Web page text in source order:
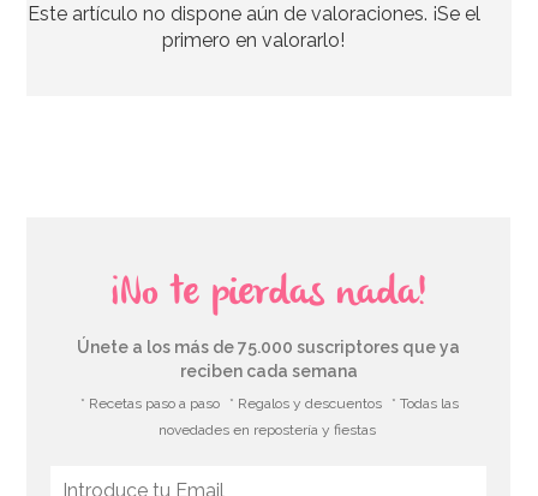
4,95€
Este artículo no dispone aún de valoraciones. ¡Se el
primero en valorarlo!
¡No te pierdas nada!
Únete a los más de 75.000 suscriptores que ya
reciben cada semana
* Recetas paso a paso * Regalos y descuentos
* Todas las
novedades en repostería y fiestas